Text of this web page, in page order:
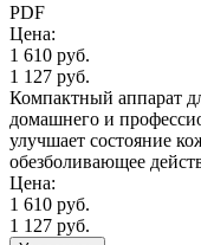
PDF
Цена:
1 610 руб.
1 127 руб.
Компактный аппарат
домашнего и
улучшает состояние
обезболивающее
Цена:
1 610 руб.
1 127 руб.